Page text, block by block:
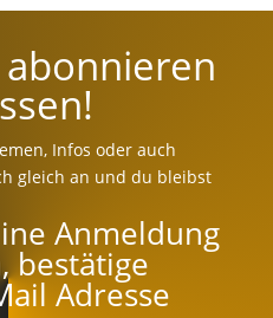
Infos oder auch
gleich an und du bleibst
Anmeldung
bestätige
Adresse